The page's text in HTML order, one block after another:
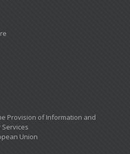
Provision of Information and
Services
Union